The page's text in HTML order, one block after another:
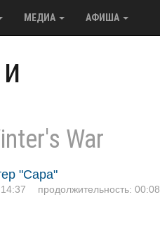
МЕДИА АФИША
War
"Сара"
продолжительность: 00:08